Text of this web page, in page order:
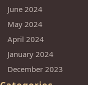
June 2024
May 2024
April 2024
January 2024
December 2023